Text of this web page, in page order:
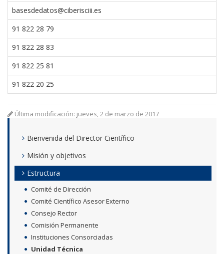
basesdedatos@ciberisciii.es
91 822 28 79
91 822 28 83
91 822 25 81
91 822 20 25
Última modificación: jueves, 2 de marzo de 2017
Bienvenida del Director Científico
Misión y objetivos
Estructura
Comité de Dirección
Comité Científico Asesor Externo
Consejo Rector
Comisión Permanente
Instituciones Consorciadas
Unidad Técnica